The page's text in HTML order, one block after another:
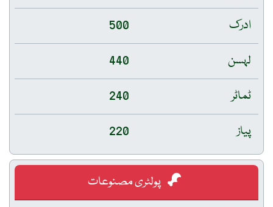
ادرک
500
لہسن
440
ٹماٹر
240
پیاز
220
پولٹری مصنوعات